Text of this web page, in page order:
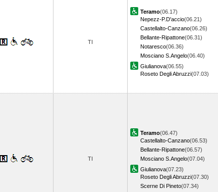
TI
Teramo(06.17)
Nepezz-P.D'accio(06.21)
Castellalto-Canzano(06.26)
Bellante-Ripattone(06.31)
Notaresco(06.36)
Mosciano S.Angelo(06.40)
Giulianova(06.55)
Roseto Degli Abruzzi(07.03)
TI
Teramo(06.47)
Castellalto-Canzano(06.53)
Bellante-Ripattone(06.57)
Mosciano S.Angelo(07.04)
Giulianova(07.23)
Roseto Degli Abruzzi(07.30)
Scerne Di Pineto(07.34)